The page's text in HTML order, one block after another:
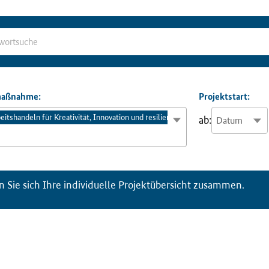
ßnahme:
für Kreativität, Innovation und resiliente Wertschöpfung (AKIRes)
Projektstart:
ab:
Sie sich Ihre individuelle Projektübersicht zusammen.